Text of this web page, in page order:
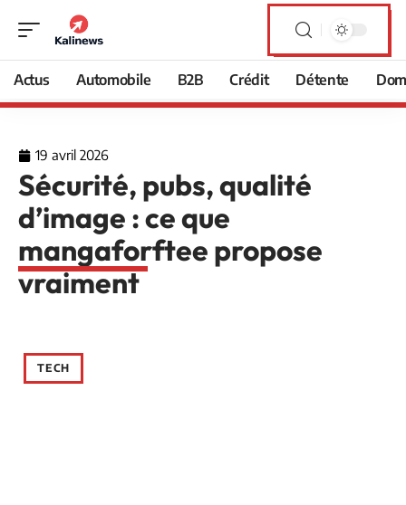
Actus Automobile B2B Crédit Détente
19 avril 2026
Sécurité, pubs, qualité
d’image : ce que
mangaforftee propose
vraiment
TECH